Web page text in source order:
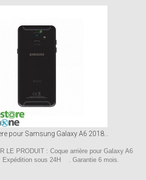
pour Samsung Galaxy A6 2018...
LE PRODUIT : Coque arrière pour Galaxy A6
sous 24H . Garantie 6 mois.